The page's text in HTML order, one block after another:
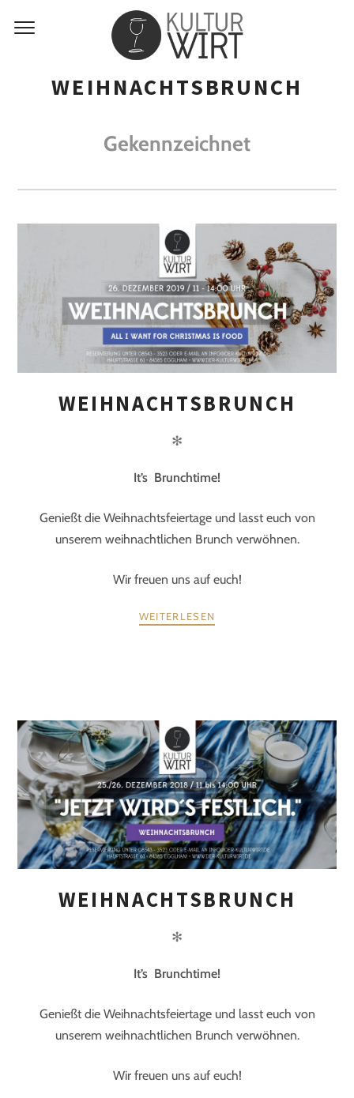
WEIHNACHTSBRUNCH
Gekennzeichnet
WEIHNACHTSBRUNCH
✻
It’s Brunchtime!
Genießt die Weihnachtsfeiertage und lasst euch von
unserem weihnachtlichen Brunch verwöhnen.
Wir freuen uns auf euch!
WEITERLESEN
WEIHNACHTSBRUNCH
✻
It’s Brunchtime!
Genießt die Weihnachtsfeiertage und lasst euch von
unserem weihnachtlichen Brunch verwöhnen.
Wir freuen uns auf euch!